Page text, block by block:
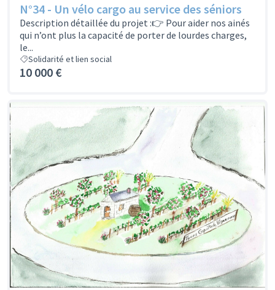
N°34 - Un vélo cargo au service des séniors
Description détaillée du projet :👉 Pour aider nos ainés
qui n’ont plus la capacité de porter de lourdes charges,
le...
Solidarité et lien social
10 000 €